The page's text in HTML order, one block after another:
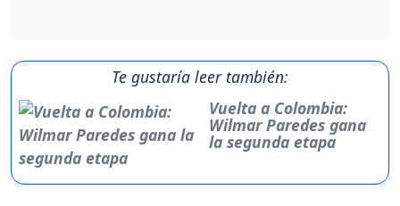
Te gustaría leer también:
Vuelta a Colombia:
Wilmar Paredes gana
la segunda etapa